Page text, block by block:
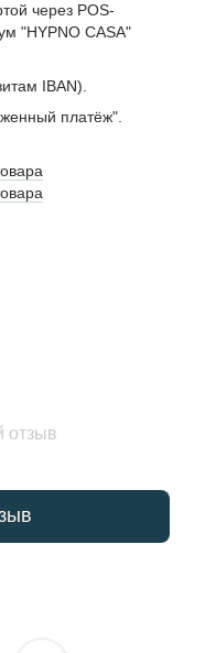
через POS-
"HYPNO CASA"
IBAN).
платёж".
отзыв